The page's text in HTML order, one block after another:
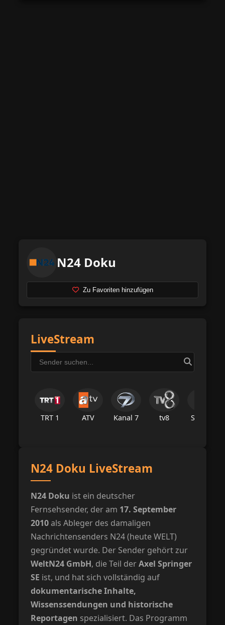
N24 Doku
Zu Favoriten hinzufügen
LiveStream
TRT 1 ATV Kanal 7 tv8 Star Tv
N24 Doku LiveStream
N24 Doku ist ein deutscher
Fernsehsender, der am 17. September
2010als Ableger des damaligen
Nachrichtensenders N24 (heute WELT)
gegründet wurde. Der Sender gehört zur
WeltN24 GmbH, die Teil derAxel Springer
SE ist, und hat sich vollständig auf
dokumentarische Inhalte,
Wissenssendungen und historische
Reportagen spezialisiert. Das Programm